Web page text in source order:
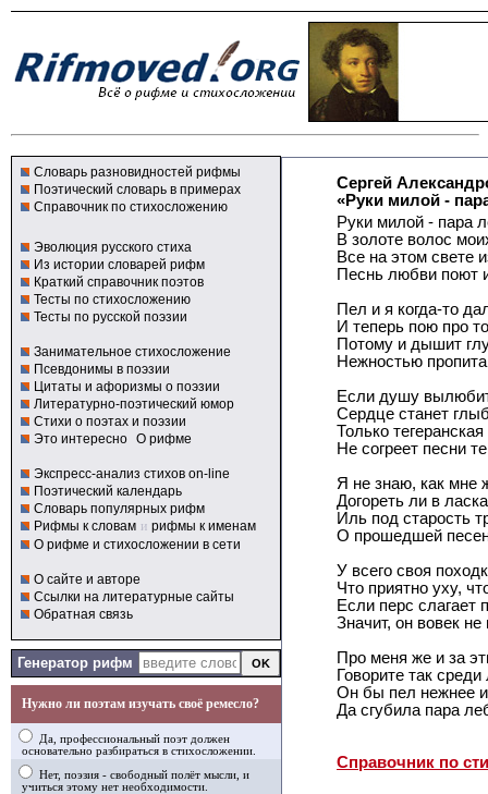
Словарь разновидностей рифмы
Поэтический словарь в примерах
Справочник по стихосложению
Эволюция русского стиха
Из истории словарей рифм
Краткий справочник поэтов
Тесты по стихосложению
Тесты по русской поэзии
Занимательное стихосложение
Псевдонимы в поэзии
Цитаты и афоризмы о поэзии
Литературно-поэтический юмор
Стихи о поэтах и поэзии
Это интересно О рифме
Экспресс-анализ стихов on-line
Поэтический календарь
Словарь популярных рифм
Рифмы к словам и рифмы к именам
О рифме и стихосложении в сети
О сайте и авторе
Ссылки на литературные сайты
Обратная связь
Генератор рифм
Нужно ли поэтам изучать своё ремесло?
Да, профессиональный поэт должен
основательно разбираться в стихосложении.
Нет, поэзия - свободный полёт мысли, и
учиться этому нет необходимости.
Сергей
«Руки милой -
Руки милой - пара
В золоте волос
Все на этом свете
Песнь любви поют
Пел и я когда-то
И теперь пою про
Потому и дышит
Нежностью
Если душу
Сердце станет
Только
Не согреет песни
Я не знаю, как мне
Догореть ли в
Иль под старость
О прошедшей
У всего своя
Что приятно уху,
Если перс слагает
Значит, он вовек
Про меня же и за
Говорите так
Он бы пел нежнее
Да сгубила пара
Справочник по